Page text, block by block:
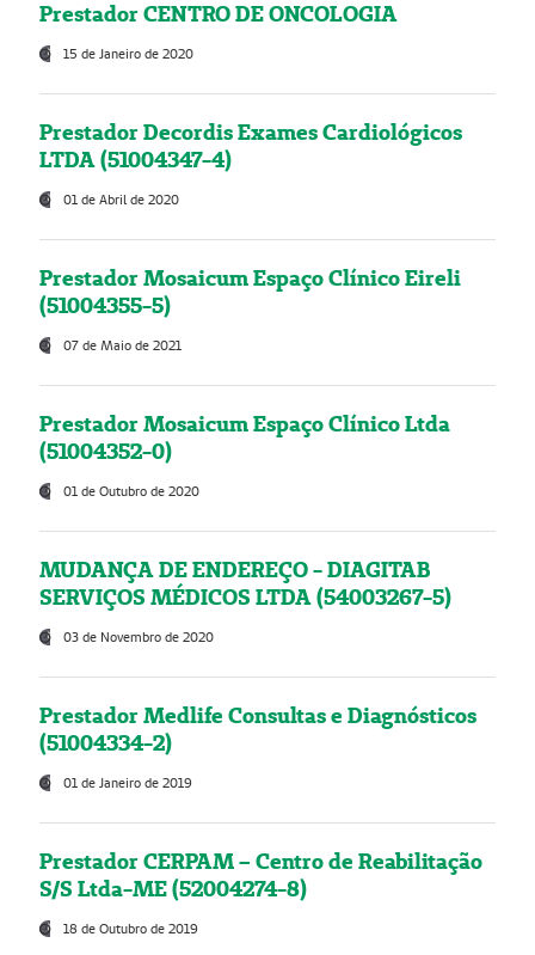
Prestador CENTRO DE ONCOLOGIA
15 de Janeiro de 2020
Prestador Decordis Exames Cardiológicos
LTDA (51004347-4)
01 de Abril de 2020
Prestador Mosaicum Espaço Clínico Eireli
(51004355-5)
07 de Maio de 2021
Prestador Mosaicum Espaço Clínico Ltda
(51004352-0)
01 de Outubro de 2020
MUDANÇA DE ENDEREÇO - DIAGITAB
SERVIÇOS MÉDICOS LTDA (54003267-5)
03 de Novembro de 2020
Prestador Medlife Consultas e Diagnósticos
(51004334-2)
01 de Janeiro de 2019
Prestador CERPAM – Centro de Reabilitação
S/S Ltda-ME (52004274-8)
18 de Outubro de 2019